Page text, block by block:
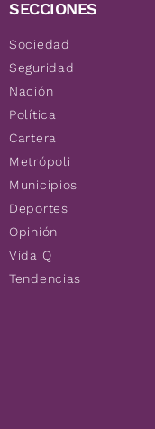
SECCIONES
Sociedad
Seguridad
Nación
Política
Cartera
Metrópoli
Municipios
Deportes
Opinión
Vida Q
Tendencias